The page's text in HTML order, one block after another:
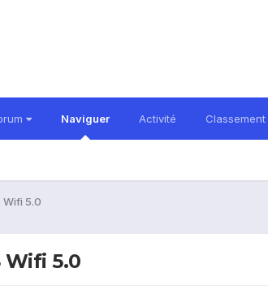
Naviguer Activité Classement
Wifi 5.0
Wifi 5.0